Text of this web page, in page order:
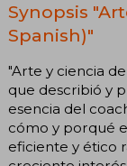
Synopsis
Spanish)"
"Arte y ciencia
que describió y
esencia del
cómo y porqué
eficiente y ético